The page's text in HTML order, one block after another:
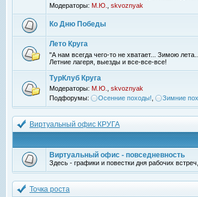
Модераторы: М.Ю. skvoznyak
Ко Дню Победы
Лето Круга
"А нам всегда чего-то не хватает... Зимою
Летние лагеря, выезды и все-все-все!
ТурКлуб Круга
Модераторы: М.Ю.
skvoznyak
Подфорумы:
Осенние походы! Зимние
Виртуальный офис КРУГА
Виртуальный офис - повседневность
Здесь - графики и повестки дня рабочих
Точка роста